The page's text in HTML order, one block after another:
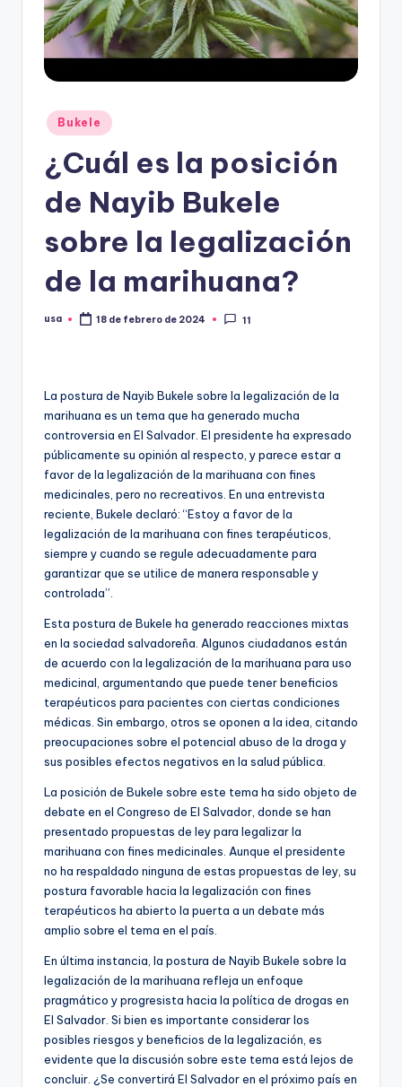
Publicado
en
Bukele
¿Cuál es la posición
de Nayib Bukele
sobre la legalización
de la marihuana?
Publicado
usa 18 de febrero de 2024 11
La postura de Nayib Bukele sobre la legalización de la
marihuana es un tema que ha generado mucha
controversia en El Salvador. El presidente ha expresado
públicamente su opinión al respecto, y parece estar a
favor de la legalización de la marihuana con fines
medicinales, pero no recreativos. En una entrevista
reciente, Bukele declaró: “Estoy a favor de la
legalización de la marihuana con fines terapéuticos,
siempre y cuando se regule adecuadamente para
garantizar que se utilice de manera responsable y
controlada”.
Esta postura de Bukele ha generado reacciones mixtas
en la sociedad salvadoreña. Algunos ciudadanos están
de acuerdo con la legalización de la marihuana para uso
medicinal, argumentando que puede tener beneficios
terapéuticos para pacientes con ciertas condiciones
médicas. Sin embargo, otros se oponen a la idea, citando
preocupaciones sobre el potencial abuso de la droga y
sus posibles efectos negativos en la salud pública.
La posición de Bukele sobre este tema ha sido objeto de
debate en el Congreso de El Salvador, donde se han
presentado propuestas de ley para legalizar la
marihuana con fines medicinales. Aunque el presidente
no ha respaldado ninguna de estas propuestas de ley, su
postura favorable hacia la legalización con fines
terapéuticos ha abierto la puerta a un debate más
amplio sobre el tema en el país.
En última instancia, la postura de Nayib Bukele sobre la
legalización de la marihuana refleja un enfoque
pragmático y progresista hacia la política de drogas en
El Salvador. Si bien es importante considerar los
posibles riesgos y beneficios de la legalización, es
evidente que la discusión sobre este tema está lejos de
concluir. ¿Se convertirá El Salvador en el próximo país en